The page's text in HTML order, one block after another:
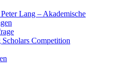
Lang – Akademische
Competition